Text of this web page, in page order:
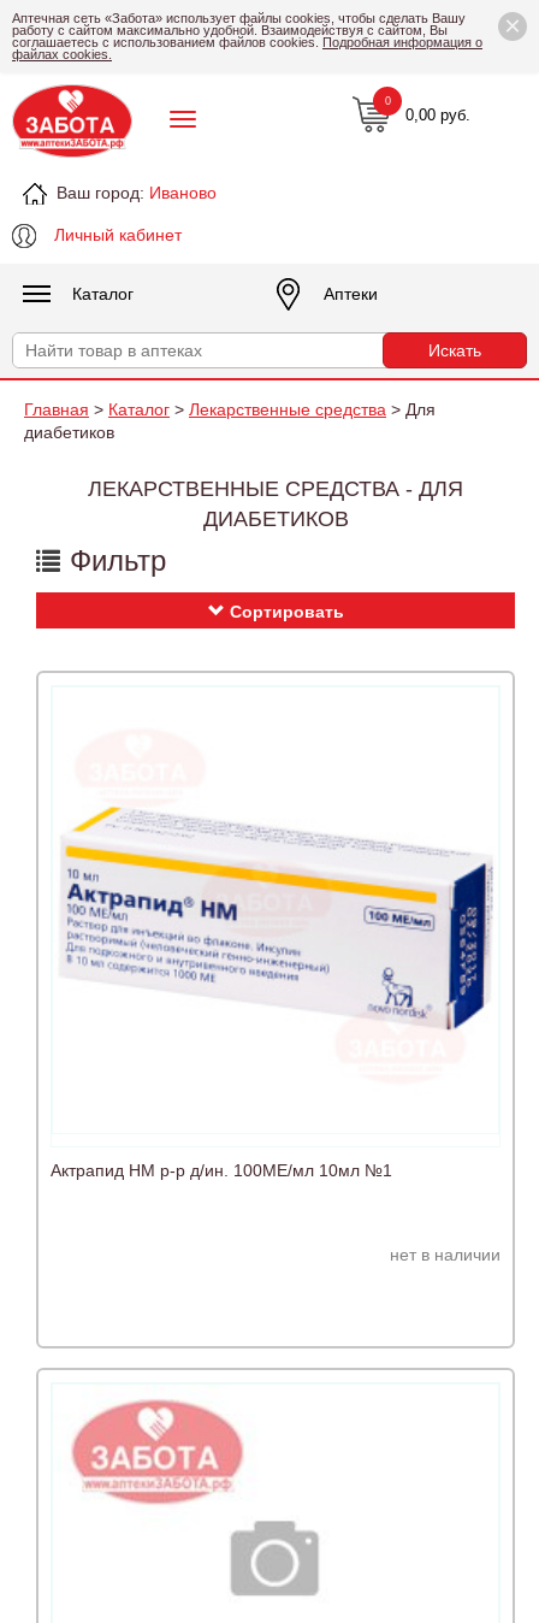
×
Аптечная сеть «Забота» использует файлы cookies, чтобы сделать Вашу
работу с сайтом максимально удобной. Взаимодействуя с сайтом, Вы
соглашаетесь с использованием файлов cookies. Подробная информация о
файлах cookies.
Ваш город: Иваново
Личный кабинет
0,00 руб.
0
Каталог Аптеки
Главная > Каталог > Лекарственные средства > Для
диабетиков
ЛЕКАРСТВЕННЫЕ СРЕДСТВА - ДЛЯ
ДИАБЕТИКОВ
Фильтр
Сортировать
Актрапид НМ р-р д/ин. 100МЕ/мл 10мл №1
нет в наличии